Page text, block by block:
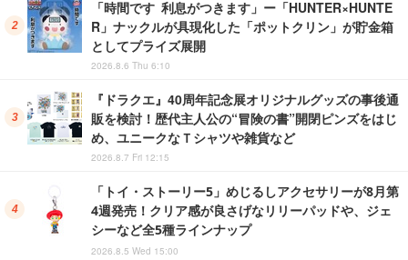
「時間です 利息がつきます」ー「HUNTER×HUNTE
R」ナックルが具現化した「ポットクリン」が貯金箱
としてプライズ展開
2026.8.6 Thu 6:10
『ドラクエ』40周年記念展オリジナルグッズの事後通
販を検討！歴代主人公の“冒険の書”開閉ピンズをはじ
め、ユニークなＴシャツや雑貨など
2026.8.7 Fri 12:15
「トイ・ストーリー5」めじるしアクセサリーが8月第
4週発売！クリア感が良さげなリリーパッドや、ジェ
シーなど全5種ラインナップ
2026.8.5 Wed 15:00